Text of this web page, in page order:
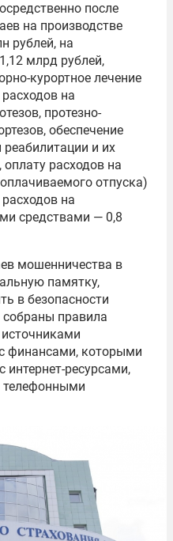
после
на производстве
рублей, на
млрд рублей,
курортное лечение
на
протезно-
обеспечение
и их
расходов на
отпуска)
на
средствами — 0,8
мошенничества в
памятку,
в безопасности
правила
финансами, которыми
интернет-ресурсами,
телефонными